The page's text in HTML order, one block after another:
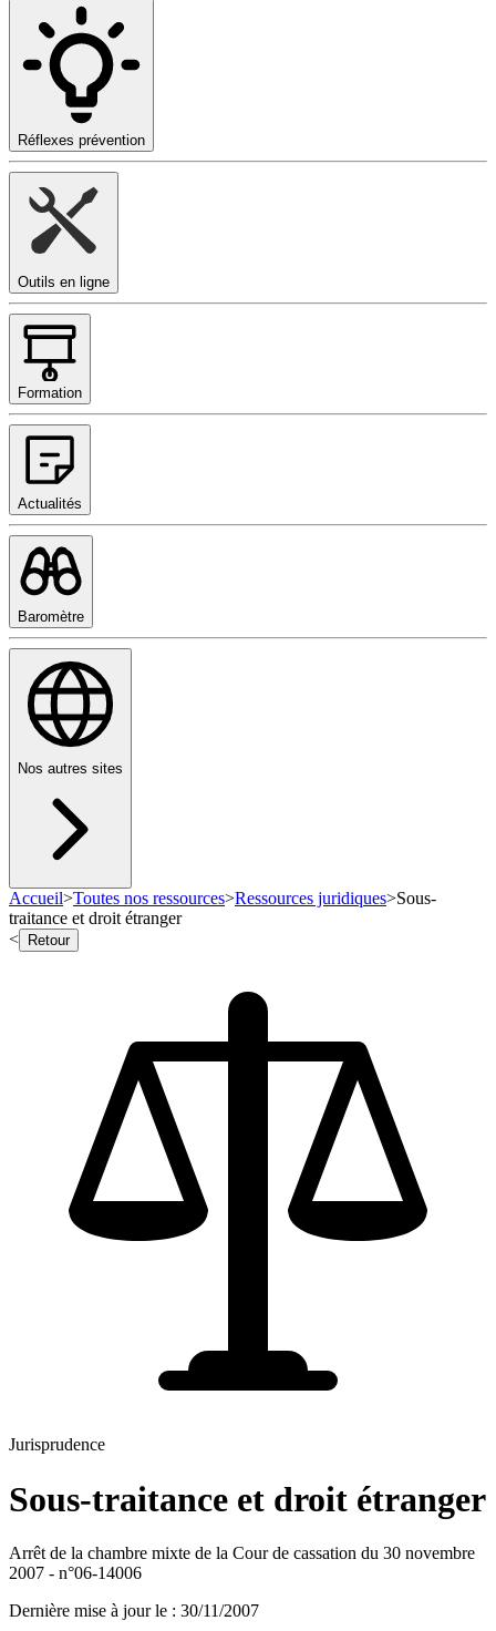
Réflexes prévention
Outils en ligne
Formation
Actualités
Baromètre
Nos autres sites
Accueil>Toutes nos ressources>Ressources juridiques>Sous-
traitance et droit étranger
<
Retour
Jurisprudence
Sous-traitance et droit étranger
Arrêt de la chambre mixte de la Cour de cassation du 30 novembre
2007 - n°06-14006
Dernière mise à jour le : 30/11/2007